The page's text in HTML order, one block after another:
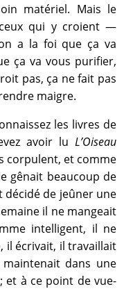
matériel. Mais le
qui y croient —
a la foi que ça va
ça va vous purifier,
pas, ça ne fait pas
maigre.
les livres de
avoir lu L’Oiseau
corpulent, et comme
gênait beaucoup de
décidé de jeûner une
il ne mangeait
intelligent, il ne
il écrivait, il travaillait
dans une
et à ce point de vue-